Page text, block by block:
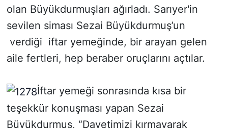
olan Büyükdurmuşları ağırladı. Sarıyer'in
sevilen siması Sezai Büyükdurmuş’un
verdiği iftar yemeğinde, bir arayan gelen
aile fertleri, hep beraber oruçlarını açtılar.
İftar yemeği sonrasında kısa bir
teşekkür konuşması yapan Sezai
Büyükdurmuş, “Davetimizi kırmayarak
SİYASET
SON DAKİKA HABERİ
TEKNOLOJİ
TÜRKİYE VE DÜNYA GÜNDEMİ